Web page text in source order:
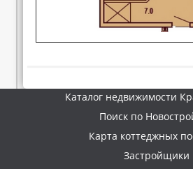
Каталог недвижимости
Поиск по
Карта коттеджных
Застройщики